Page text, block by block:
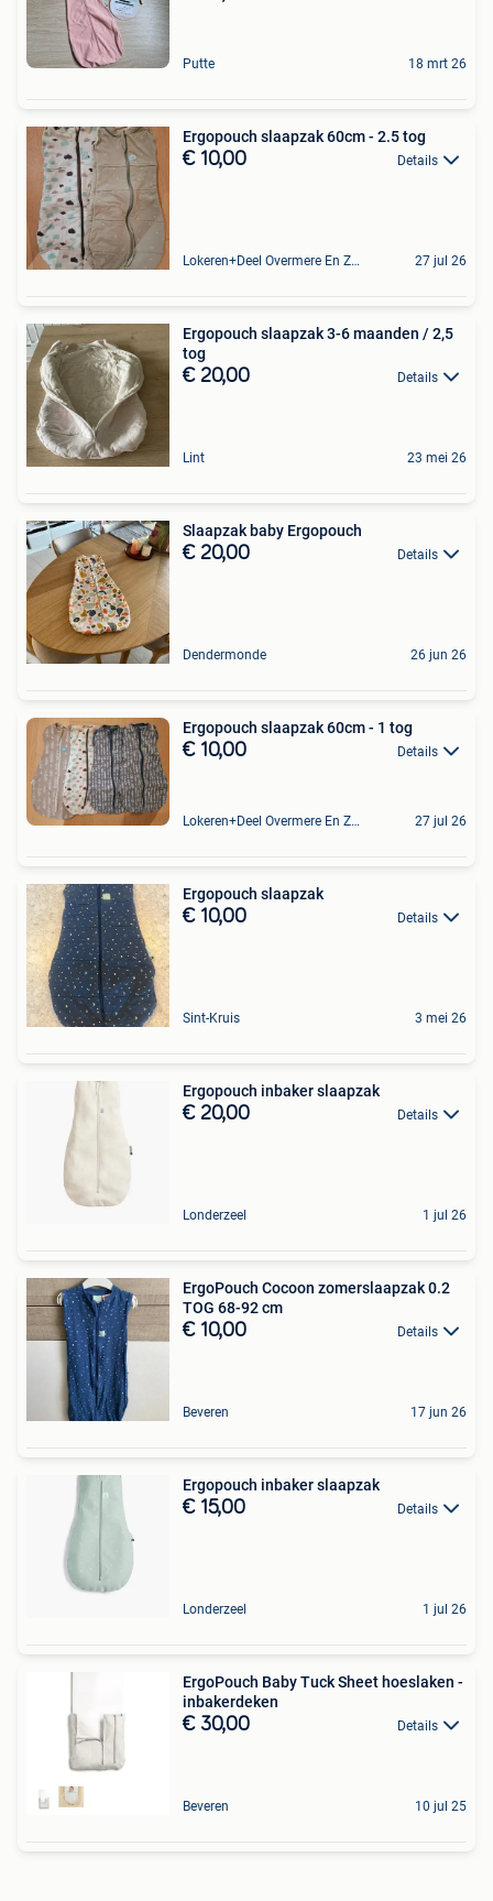
Putte 18 mrt 26
Ergopouch slaapzak 60cm - 2.5 tog
€ 10,00 Details
Lokeren+Deel Overmere En Zele 27 jul 26
Ergopouch slaapzak 3-6 maanden / 2,5
tog
€ 20,00 Details
Lint 23 mei 26
Slaapzak baby Ergopouch
€ 20,00 Details
Dendermonde 26 jun 26
Ergopouch slaapzak 60cm - 1 tog
€ 10,00 Details
Lokeren+Deel Overmere En Zele 27 jul 26
Ergopouch slaapzak
€ 10,00 Details
Sint-Kruis 3 mei 26
Ergopouch inbaker slaapzak
€ 20,00 Details
Londerzeel 1 jul 26
ErgoPouch Cocoon zomerslaapzak 0.2
TOG 68-92 cm
€ 10,00 Details
Beveren 17 jun 26
Ergopouch inbaker slaapzak
€ 15,00 Details
Londerzeel 1 jul 26
ErgoPouch Baby Tuck Sheet hoeslaken -
inbakerdeken
€ 30,00 Details
Beveren 10 jul 25